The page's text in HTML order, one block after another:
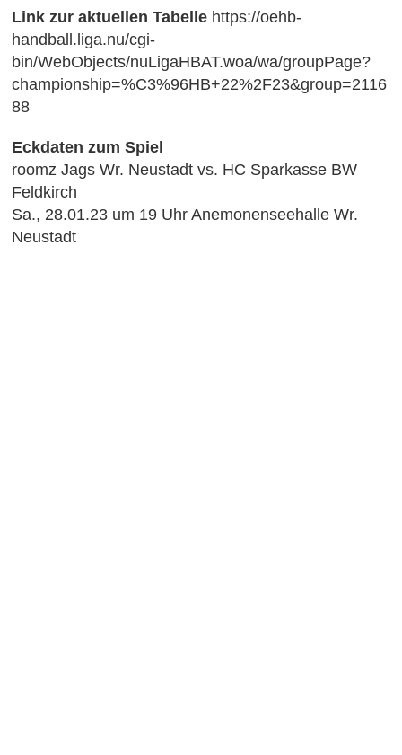
Link zur aktuellen Tabelle https://oehb-
handball.liga.nu/cgi-
bin/WebObjects/nuLigaHBAT.woa/wa/groupPage?
championship=%C3%96HB+22%2F23&group=2116
88
Eckdaten zum Spiel
roomz Jags Wr. Neustadt vs. HC Sparkasse BW
Feldkirch
Sa., 28.01.23 um 19 Uhr Anemonenseehalle Wr.
Neustadt